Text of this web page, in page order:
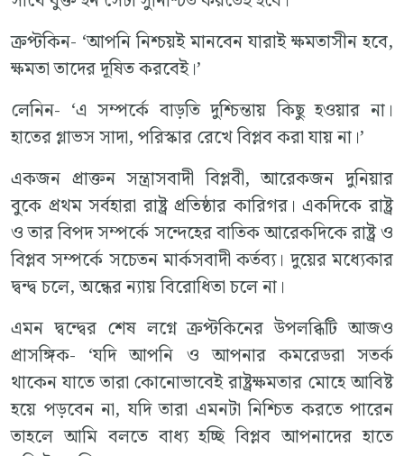
ক্রপ্টকিন- ‘আপনি নিশ্চয়ই মানবেন যারাই ক্ষমতাসীন হবে,
ক্ষমতা তাদের দূষিত করবেই।’
লেনিন- ‘এ সম্পর্কে বাড়তি দুশ্চিন্তায় কিছু হওয়ার না।
হাতের গ্লাভস সাদা, পরিস্কার রেখে বিপ্লব করা যায় না।’
একজন প্রাক্তন সন্ত্রাসবাদী বিপ্লবী, আরেকজন দুনিয়ার
বুকে প্রথম সর্বহারা রাষ্ট্র প্রতিষ্ঠার কারিগর। একদিকে রাষ্ট্র
ও তার বিপদ সম্পর্কে সন্দেহের বাতিক আরেকদিকে রাষ্ট্র ও
বিপ্লব সম্পর্কে সচেতন মার্কসবাদী কর্তব্য। দুয়ের মধ্যেকার
দ্বন্দ্ব চলে, অন্ধের ন্যায় বিরোধিতা চলে না।
এমন দ্বন্দ্বের শেষ লগ্নে ক্রপ্টকিনের উপলব্ধিটি আজও
প্রাসঙ্গিক- ‘যদি আপনি ও আপনার কমরেডরা সতর্ক
থাকেন যাতে তারা কোনোভাবেই রাষ্ট্রক্ষমতার মোহে আবিষ্ট
হয়ে পড়বেন না, যদি তারা এমনটা নিশ্চিত করতে পারেন
তাহলে আমি বলতে বাধ্য হচ্ছি বিপ্লব আপনাদের হাতে